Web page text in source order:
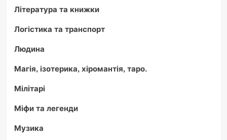
Література та книжки
Логістика та транспорт
Людина
Магія, ізотерика, хіромантія, таро.
Мілітарі
Міфи та легенди
Музика